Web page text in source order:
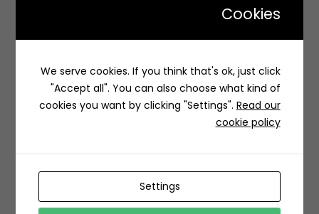
Maqlobat Aldahna – مقلوبة الدهنا
السعودية
Cookies
We serve cookies. If you think that's ok, just click
"Accept all". You can also choose what kind of
cookies you want by clicking "Settings". Read our
cookie policy
Settings